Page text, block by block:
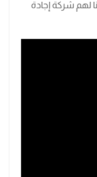
لهم شركة إجادة